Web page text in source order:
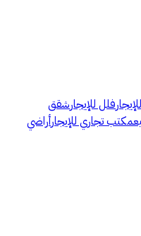
فلل للإيجارشقق
مكتب تجاري للإيجارأراضي